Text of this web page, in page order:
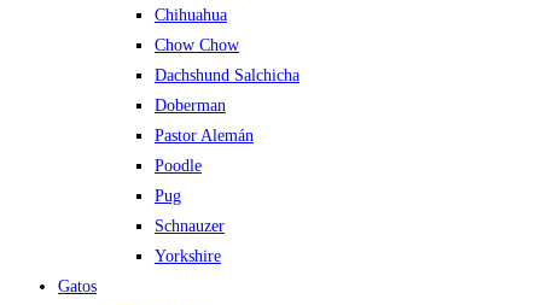
Chihuahua
Chow Chow
Dachshund Salchicha
Doberman
Pastor Alemán
Poodle
Pug
Schnauzer
Yorkshire
Gatos